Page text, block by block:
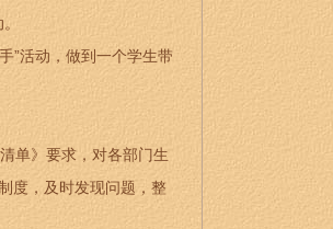
”活动，做到一个学生带
单》要求，对各部门生
度，及时发现问题，整